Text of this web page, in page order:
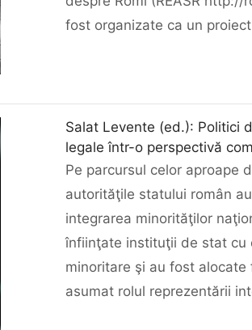
fost organizate ca un
Salat Levente (ed.): Politici
legale într-o perspectivă
Pe parcursul celor aproape
autorităţile statului român
integrarea minorităţilor
înfiinţate instituţii de stat cu
minoritare şi au fost
asumat rolul reprezentării